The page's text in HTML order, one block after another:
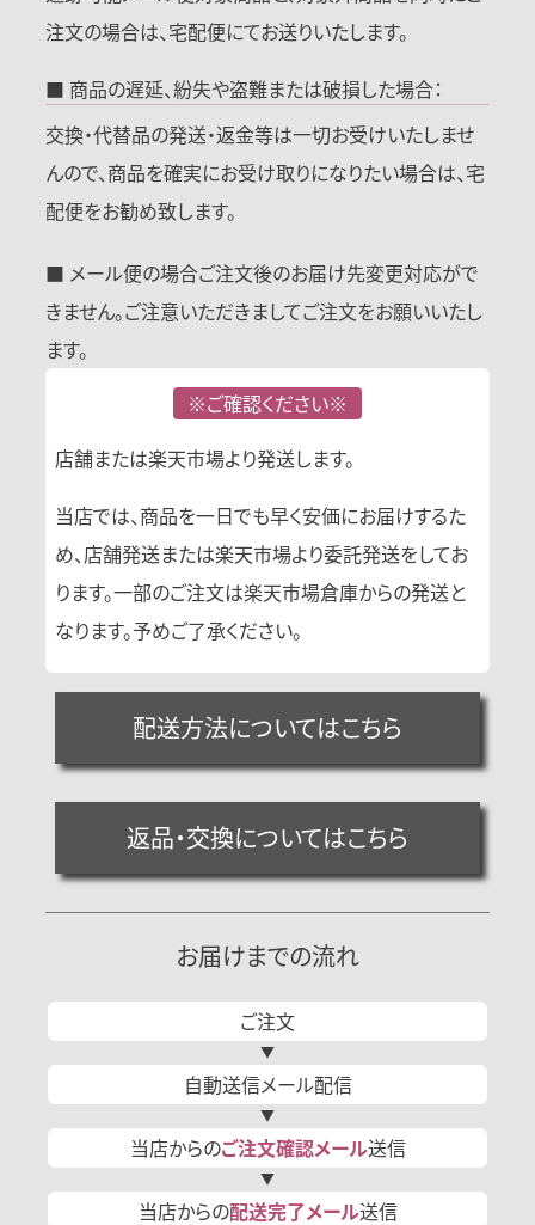
注文の場合は、宅配便にてお送りいたします。
■ 商品の遅延、紛失や盗難または破損した場合：
交換・代替品の発送・返金等は一切お受けいたしませ
んので、商品を確実にお受け取りになりたい場合は、宅
配便をお勧め致します。
■ メール便の場合ご注文後のお届け先変更対応がで
きません。ご注意いただきましてご注文をお願いいたし
ます。
※ご確認ください※
店舗または楽天市場より発送します。
当店では、商品を一日でも早く安価にお届けするた
め、店舗発送または楽天市場より委託発送をしてお
ります。一部のご注文は楽天市場倉庫からの発送と
なります。予めご了承ください。
配送方法についてはこちら
返品・交換についてはこちら
お届けまでの流れ
ご注文
自動送信メール配信
当店からのご注文確認メール送信
当店からの配送完了メール送信